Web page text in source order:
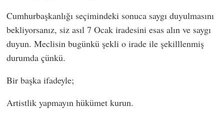
Cumhurbaşkanlığı seçimindeki sonuca saygı duyulmasını
bekliyorsanız, siz asıl 7 Ocak iradesini esas alın ve saygı
duyun. Meclisin bugünkü şekli o irade ile şekilllenmiş
durumda çünkü.
Bir başka ifadeyle;
Artistlik yapmayın hükümet kurun.